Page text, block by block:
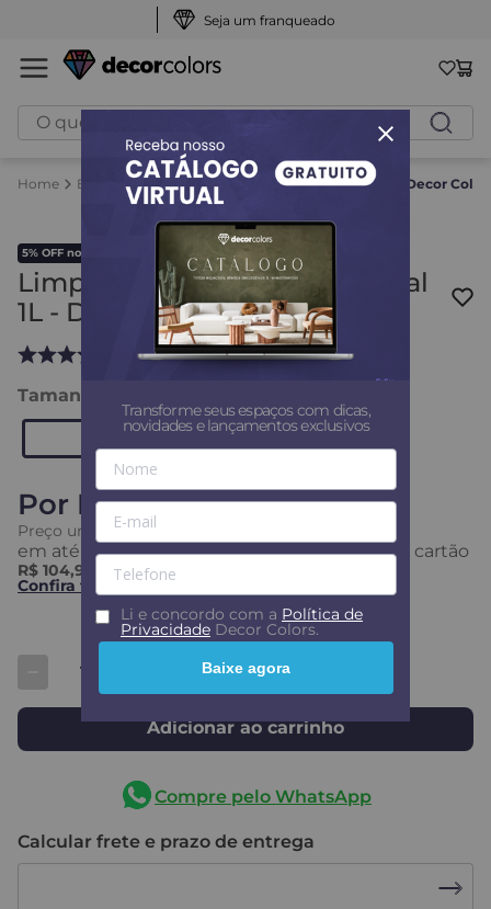
Seja um franqueado
O que você procura?
Easy Clean Limpador Multiuso Profissional 1L - Decor
5% OFF no PIX
Limpador Multiuso Profissional
1L - Decor Colors
avaliação
Tamanho
Por R$ 104,99
Preço unitário R$
em até x s/ juros R$ 34,99 ou em até11x no cartão
R$ 104,99 no PIX
Confira formas de pagamento
Adicionar ao carrinho
Compre pelo WhatsApp
Calcular frete e prazo de entrega
Transforme seus espaços com dicas,
novidades e lançamentos exclusivos
Li e concordo com a Política de
Privacidade Decor Colors.
Baixe agora